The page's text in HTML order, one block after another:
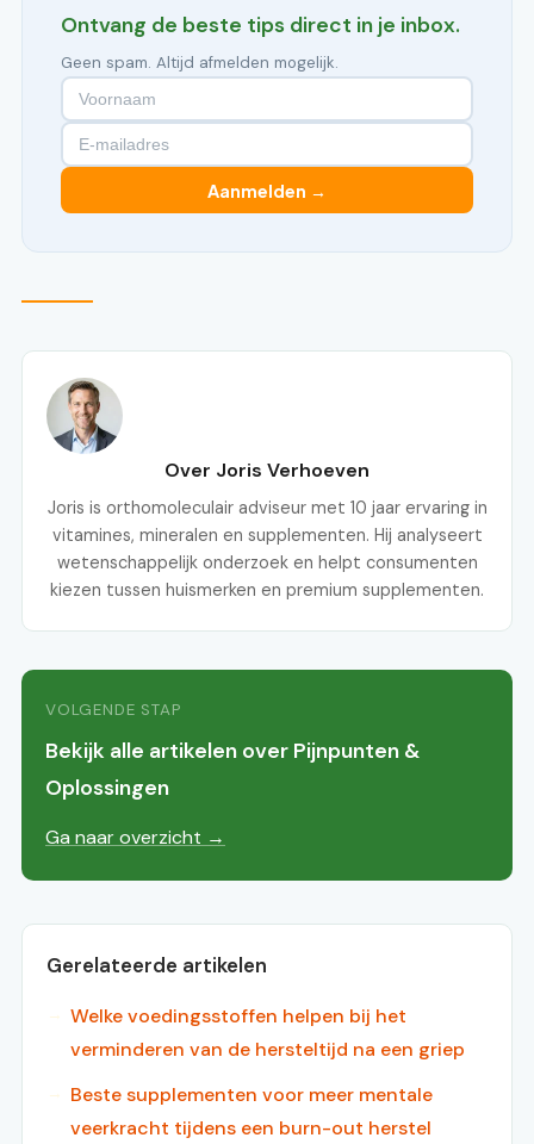
Ontvang de beste tips direct in je inbox.
Geen spam. Altijd afmelden mogelijk.
Aanmelden →
Over Joris Verhoeven
Joris is orthomoleculair adviseur met 10 jaar ervaring in
vitamines, mineralen en supplementen. Hij analyseert
wetenschappelijk onderzoek en helpt consumenten
kiezen tussen huismerken en premium supplementen.
VOLGENDE STAP
Bekijk alle artikelen over Pijnpunten &
Oplossingen
Ga naar overzicht →
Gerelateerde artikelen
Welke voedingsstoffen helpen bij het
verminderen van de hersteltijd na een griep
Beste supplementen voor meer mentale
veerkracht tijdens een burn-out herstel